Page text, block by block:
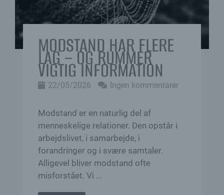
MODSTAND HAR FLERE
LAG – OG RUMMER
VIGTIG INFORMATION
22/05/2026 Ingen kommentarer
Modstand er en naturlig del af
menneskelige relationer. Den opstår i
arbejdslivet, i samarbejde, i
forandringer og i svære samtaler.
Alligevel bliver modstand ofte
misforstået. Vi ...